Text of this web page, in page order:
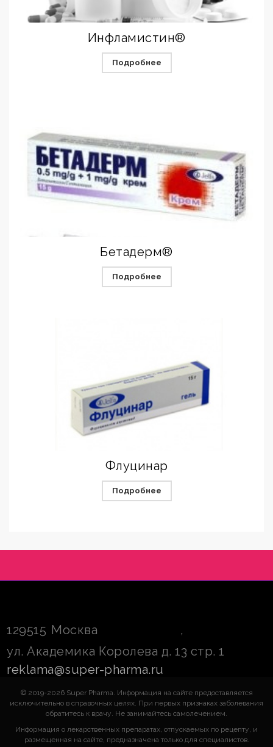
Инфламистин®
Подробнее
Бетадерм®
Подробнее
Флуцинар
Подробнее
129515 Москва
,
ул. Академика Королева д. 13 стр. 1
reklama@super-pharma.ru
© 2019-2026 Super Pharma. Информация на сайте предоставляется
исключительно в справочных целях. При первых признаках заболевания
обратитесь к врачу. Не занимайтесь самолечением.
Информация о лекарственных препаратах, отпускаемых по рецепту, и
размещенная на сайте, предназначена только для специалистов.